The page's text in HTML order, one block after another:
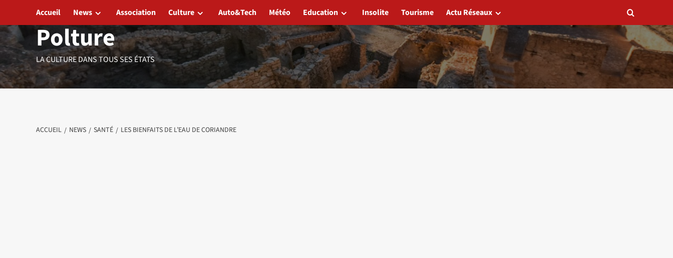
contenu
Polture
LA CULTURE DANS TOUS SES ÉTATS
Accueil News Association Culture Auto&Tech Météo Education Insolite Tourisme Actu Réseaux
ACCUEIL NEWS SANTÉ LES BIENFAITS DE L’EAU DE CORIANDRE